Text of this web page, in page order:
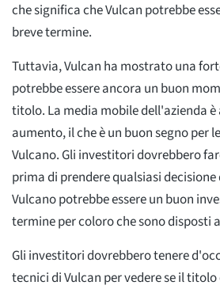
che significa che Vulcan potrebbe
breve termine.
Tuttavia, Vulcan ha mostrato una
potrebbe essere ancora un buon
titolo. La media mobile dell'azienda
aumento, il che è un buon segno per
Vulcano. Gli investitori dovrebbero
prima di prendere qualsiasi
Vulcano potrebbe essere un buon
termine per coloro che sono disposti
Gli investitori dovrebbero tenere
tecnici di Vulcan per vedere se il